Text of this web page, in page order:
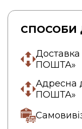
СПОСОБИ
ПОШТА»
Адресна
ПОШТА»